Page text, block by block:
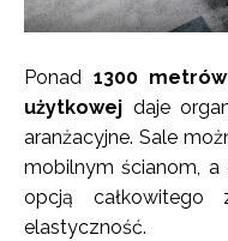
Ponad 1300
użytkowej daje
aranżacyjne. Sale
mobilnym ścianom,
opcją całkowitego
elastyczność.